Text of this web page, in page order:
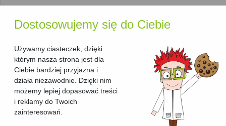
Dostosowujemy się do Ciebie
Używamy ciasteczek, dzięki
którym nasza strona jest dla
Ciebie bardziej przyjazna i
działa niezawodnie. Dzięki nim
możemy lepiej dopasować treści
i reklamy do Twoich
zainteresowań.